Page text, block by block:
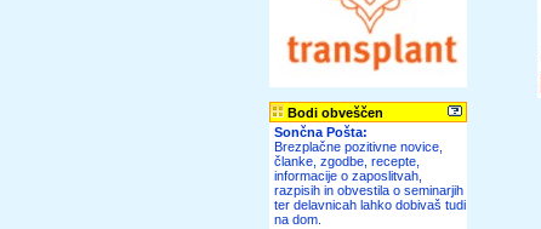
Bodi obveščen
Sončna Pošta:
Brezplačne pozitivne novice,
članke, zgodbe, recepte,
informacije o zaposlitvah,
razpisih in obvestila o seminarjih
ter delavnicah lahko dobivaš tudi
na dom.